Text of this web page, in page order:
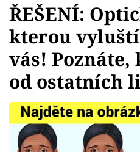
Témata
Showbyznys
Youtubeři
Virály
ŘEŠENÍ:
kterou vyluští
vás! Poznáte,
od ostatních